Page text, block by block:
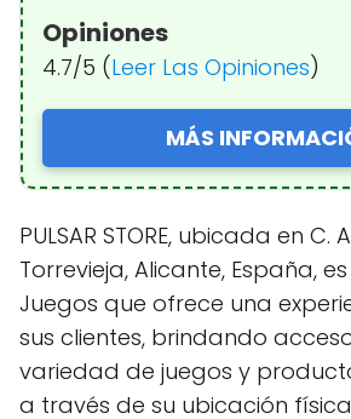
Opiniones
4.7/5 (Leer Las Opiniones)
MÁS
PULSAR STORE, ubicada en C.
Torrevieja, Alicante, España,
Juegos que ofrece una
sus clientes, brindando
variedad de juegos y
a través de su ubicación